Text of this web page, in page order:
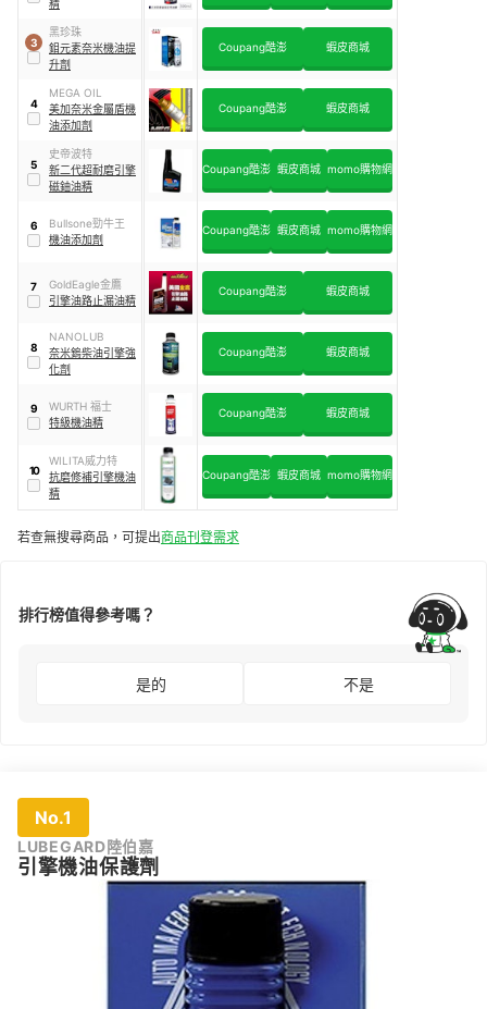
精
3
黑珍珠
鉬元素奈米機油提
升劑
Coupang酷澎 蝦皮商城
4
MEGA OIL
美加奈米金屬盾機
油添加劑
Coupang酷澎 蝦皮商城
5
史帝波特
新二代超耐磨引擎
磁鈾油精
Coupang酷澎 蝦皮商城 momo購物網
6
Bullsone勁牛王
機油添加劑
Coupang酷澎 蝦皮商城 momo購物網
7
GoldEagle金鷹
引擎油路止漏油精
Coupang酷澎 蝦皮商城
8
NANOLUB
奈米鎢柴油引擎強
化劑
Coupang酷澎 蝦皮商城
9
WURTH 福士
特級機油精
Coupang酷澎 蝦皮商城
10
WILITA威力特
抗磨修補引擎機油
精
Coupang酷澎 蝦皮商城 momo購物網
若查無搜尋商品，可提出商品刊登需求
排行榜值得參考嗎？
是的 不是
No.1
LUBEGARD陸伯嘉
引擎機油保護劑